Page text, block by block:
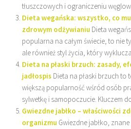
tłuszczowych i ograniczeniu
Dieta wegańska: wszystko, co
zdrowym odżywianiu Dieta
popularna na całym świecie, to nie
ale również styl życia, który
Dieta na płaski brzuch: zasady,
jadłospis Dieta na płaski brzuch
większą popularność wśród osób
sylwetkę i samopoczucie. Kluczem
Gwiezdne jabłko – właściwości
organizmu Gwiezdne jabłko,